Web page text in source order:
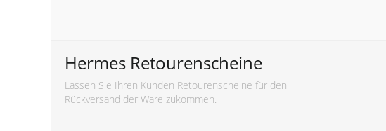
Hermes Retourenscheine
Lassen Sie Ihren Kunden Retourenscheine für den
Rückversand der Ware zukommen.